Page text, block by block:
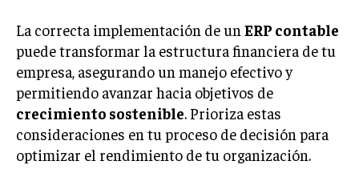
La correcta implementación de un ERP contable
puede transformar la estructura financiera de tu
empresa, asegurando un manejo efectivo y
permitiendo avanzar hacia objetivos de
crecimiento sostenible. Prioriza estas
consideraciones en tu proceso de decisión para
optimizar el rendimiento de tu organización.